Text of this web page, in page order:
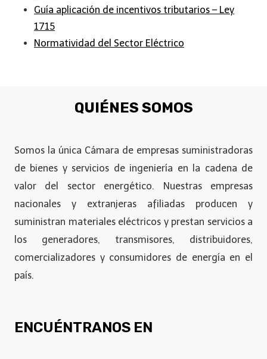
Guía aplicación de incentivos tributarios – Ley
1715
Normatividad del Sector Eléctrico
QUIÉNES SOMOS
Somos la única Cámara de empresas suministradoras
de bienes y servicios de ingeniería en la cadena de
valor del sector energético. Nuestras empresas
nacionales y extranjeras afiliadas producen y
suministran materiales eléctricos y prestan servicios a
los generadores, transmisores, distribuidores,
comercializadores y consumidores de energía en el
país.
ENCUÉNTRANOS EN